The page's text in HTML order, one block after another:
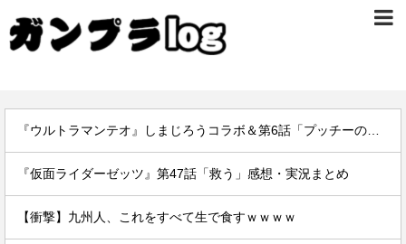
『仮面ライダーゼッツ』第47話「救う」感想・実況まとめ
【衝撃】九州人、これをすべて生で食すｗｗｗｗ